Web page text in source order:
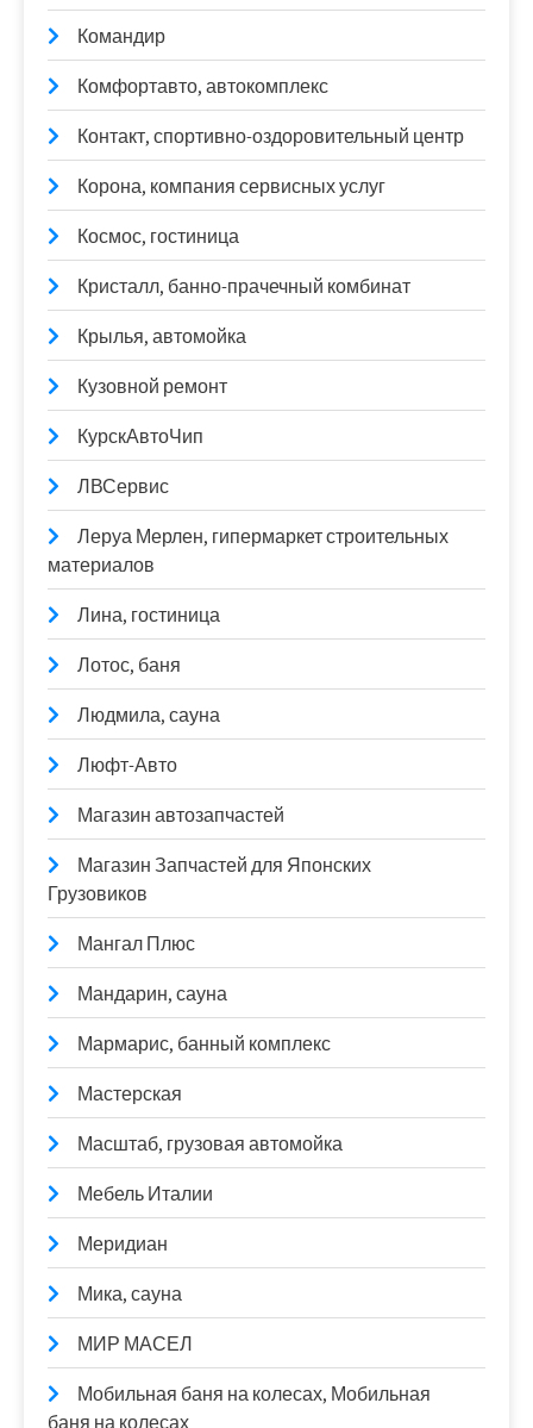
Командир
Комфортавто, автокомплекс
Контакт, спортивно-оздоровительный центр
Корона, компания сервисных услуг
Космос, гостиница
Кристалл, банно-прачечный комбинат
Крылья, автомойка
Кузовной ремонт
КурскАвтоЧип
ЛВСервис
Леруа Мерлен, гипермаркет строительных
материалов
Лина, гостиница
Лотос, баня
Людмила, сауна
Люфт-Авто
Магазин автозапчастей
Магазин Запчастей для Японских
Грузовиков
Мангал Плюс
Мандарин, сауна
Мармарис, банный комплекс
Мастерская
Масштаб, грузовая автомойка
Мебель Италии
Меридиан
Мика, сауна
МИР МАСЕЛ
Мобильная баня на колесах, Мобильная
баня на колесах